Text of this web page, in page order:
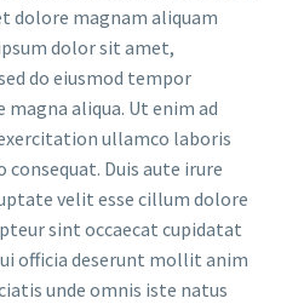
dolore magnam aliquam
dolor sit amet,
do eiusmod tempor
aliqua. Ut enim ad
ullamco laboris
consequat. Duis aute irure
velit esse cillum dolore
sint occaecat cupidatat
officia deserunt mollit anim
unde omnis iste natus